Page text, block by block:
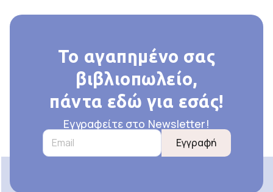
Το αγαπημένο σας
βιβλιοπωλείο,
πάντα εδώ για εσάς!
Εγγραφείτε στο Newsletter!
Εγγραφή